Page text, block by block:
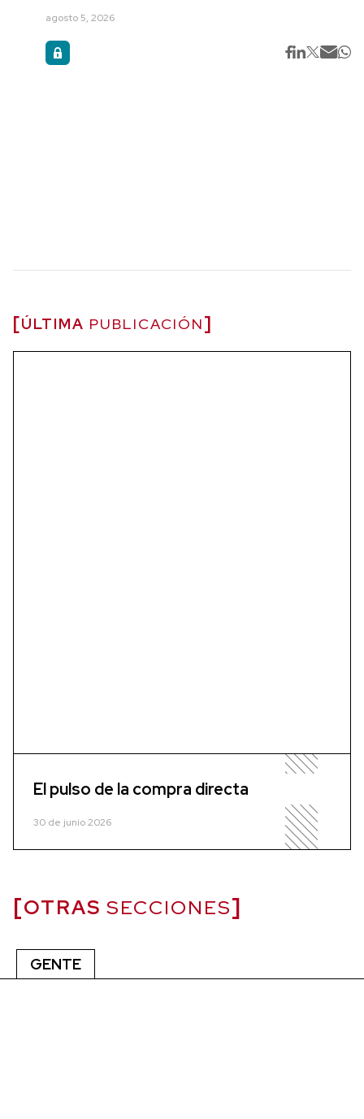
agosto 5, 2026
ÚLTIMA PUBLICACIÓN
El pulso de la compra directa
30 de junio 2026
OTRAS SECCIONES
GENTE